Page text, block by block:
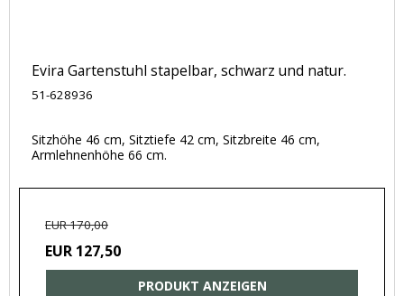
Evira Gartenstuhl stapelbar, schwarz und natur.
51-628936
Sitzhöhe 46 cm, Sitztiefe 42 cm, Sitzbreite 46 cm,
Armlehnenhöhe 66 cm.
EUR 170,00
EUR 127,50
PRODUKT ANZEIGEN